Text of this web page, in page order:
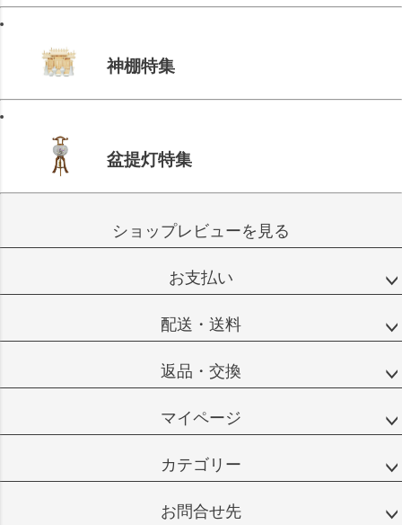
神棚特集
盆提灯特集
ショップレビューを見る
お支払い
配送・送料
返品・交換
マイページ
カテゴリー
お問合せ先